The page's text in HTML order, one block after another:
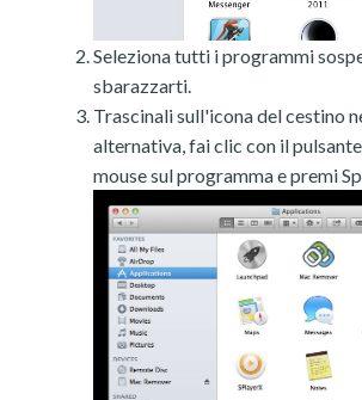
Seleziona tutti i programmi
sbarazzarti.
Trascinali sull'icona del cestino
alternativa, fai clic con il
mouse sul programma e premi